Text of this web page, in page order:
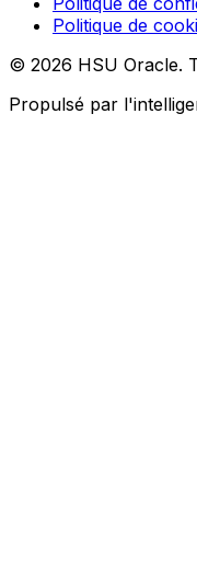
Politique de
© 2026 HSU Oracle.
Propulsé par